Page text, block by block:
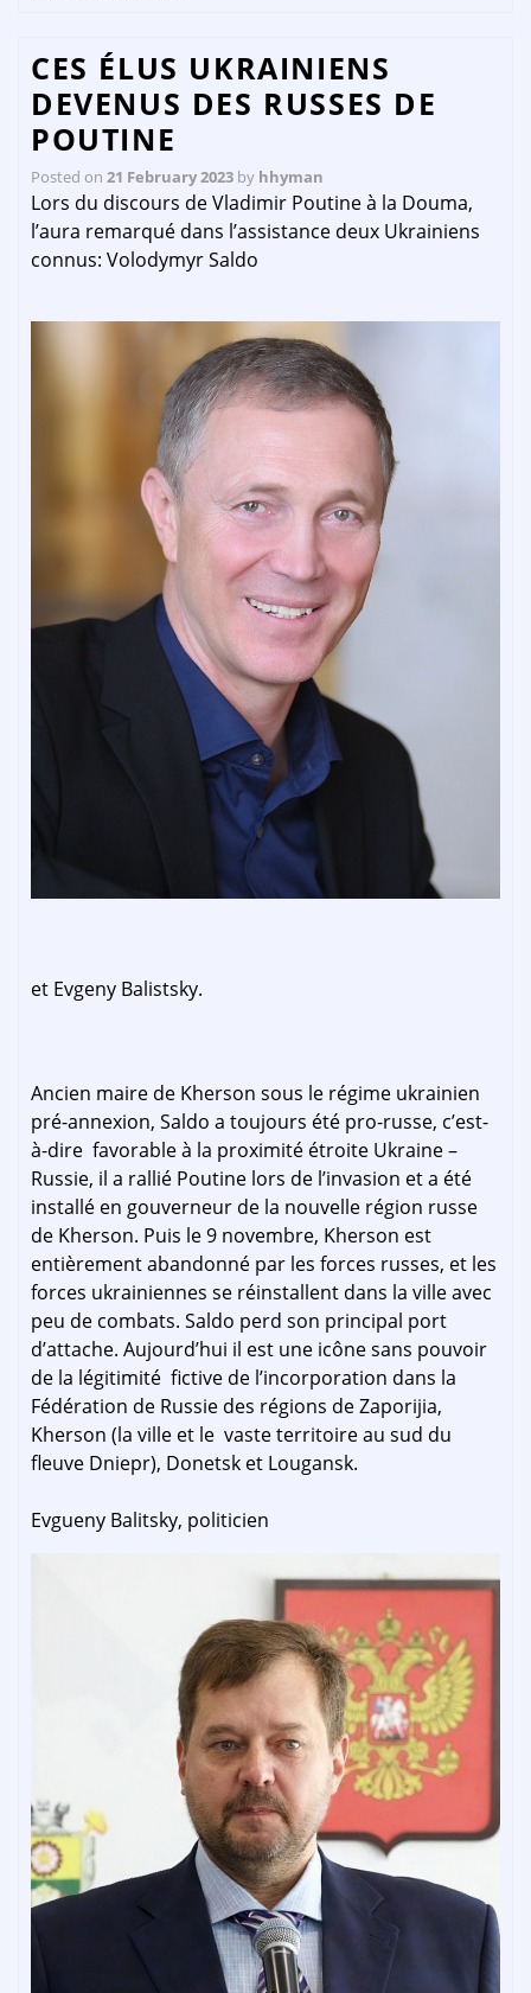
CES ÉLUS UKRAINIENS
DEVENUS DES RUSSES DE
POUTINE
Posted on 21 February 2023 by hhyman
Lors du discours de Vladimir Poutine à la Douma,
l’aura remarqué dans l’assistance deux Ukrainiens
connus: Volodymyr Saldo
et Evgeny Balistsky.
Ancien maire de Kherson sous le régime ukrainien
pré-annexion, Saldo a toujours été pro-russe, c’est-
à-dire favorable à la proximité étroite Ukraine –
Russie, il a rallié Poutine lors de l’invasion et a été
installé en gouverneur de la nouvelle région russe
de Kherson. Puis le 9 novembre, Kherson est
entièrement abandonné par les forces russes, et les
forces ukrainiennes se réinstallent dans la ville avec
peu de combats. Saldo perd son principal port
d’attache. Aujourd’hui il est une icône sans pouvoir
de la légitimité fictive de l’incorporation dans la
Fédération de Russie des régions de Zaporijia,
Kherson (la ville et le vaste territoire au sud du
fleuve Dniepr), Donetsk et Lougansk.
Evgueny Balitsky, politicien